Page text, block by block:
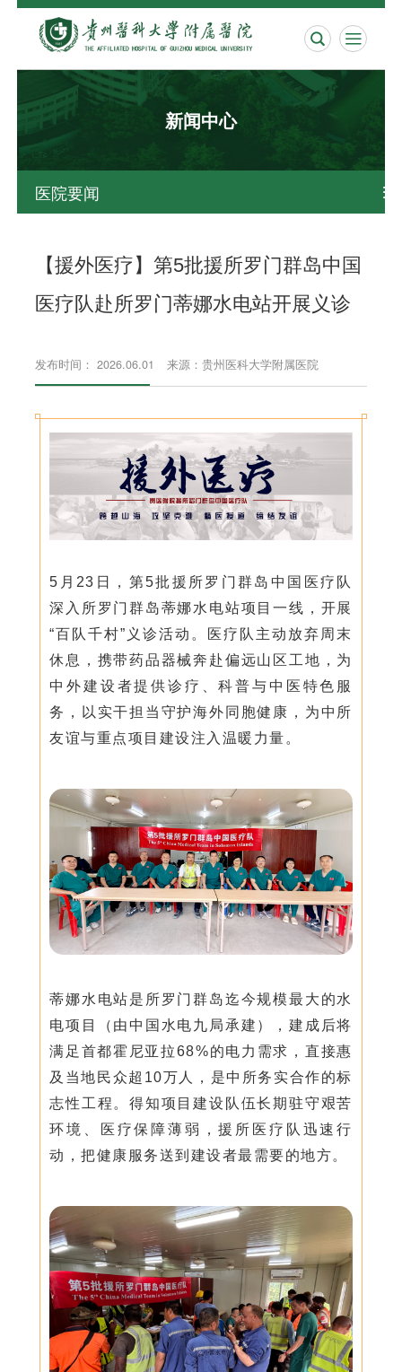
 
新闻中心
医院要闻 
【援外医疗】第5批援所罗门群岛中国
医疗队赴所罗门蒂娜水电站开展义诊
发布时间： 2026.06.01 来源：贵州医科大学附属医院
5月23日，第5批援所罗门群岛中国医疗队
深入所罗门群岛蒂娜水电站项目一线，开展
“百队千村”义诊活动。医疗队主动放弃周末
休息，携带药品器械奔赴偏远山区工地，为
中外建设者提供诊疗、科普与中医特色服
务，以实干担当守护海外同胞健康，为中所
友谊与重点项目建设注入温暖力量。
蒂娜水电站是所罗门群岛迄今规模最大的水
电项目（由中国水电九局承建），建成后将
满足首都霍尼亚拉68%的电力需求，直接惠
及当地民众超10万人，是中所务实合作的标
志性工程。得知项目建设队伍长期驻守艰苦
环境、医疗保障薄弱，援所医疗队迅速行
动，把健康服务送到建设者最需要的地方。